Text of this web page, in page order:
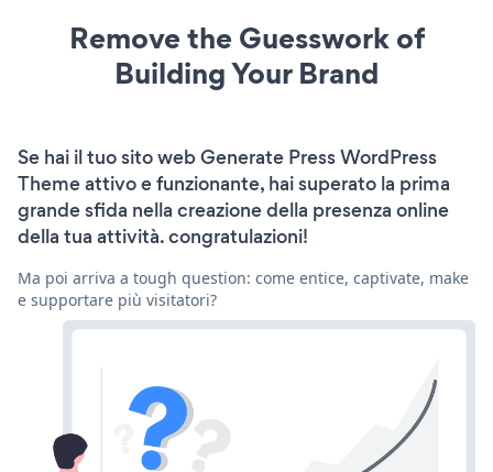
Remove the Guesswork of
Building Your Brand
Se hai il tuo sito web Generate Press WordPress
Theme attivo e funzionante, hai superato la prima
grande sfida nella creazione della presenza online
della tua attività. congratulazioni!
Ma poi arriva a tough question: come entice, captivate, make
e supportare più visitatori?